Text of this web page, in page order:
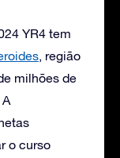
YR4 tem
, região
milhões de
o curso